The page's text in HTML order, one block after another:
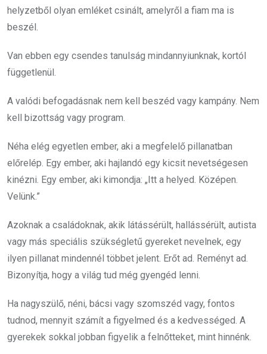
helyzetből olyan emléket csinált, amelyről a fiam ma is
beszél.
Van ebben egy csendes tanulság mindannyiunknak, kortól
függetlenül.
A valódi befogadásnak nem kell beszéd vagy kampány. Nem
kell bizottság vagy program.
Néha elég egyetlen ember, aki a megfelelő pillanatban
előrelép. Egy ember, aki hajlandó egy kicsit nevetségesen
kinézni. Egy ember, aki kimondja: „Itt a helyed. Középen.
Velünk.”
Azoknak a családoknak, akik látássérült, hallássérült, autista
vagy más speciális szükségletű gyereket nevelnek, egy
ilyen pillanat mindennél többet jelent. Erőt ad. Reményt ad.
Bizonyítja, hogy a világ tud még gyengéd lenni.
Ha nagyszülő, néni, bácsi vagy szomszéd vagy, fontos
tudnod, mennyit számít a figyelmed és a kedvességed. A
gyerekek sokkal jobban figyelik a felnőtteket, mint hinnénk.